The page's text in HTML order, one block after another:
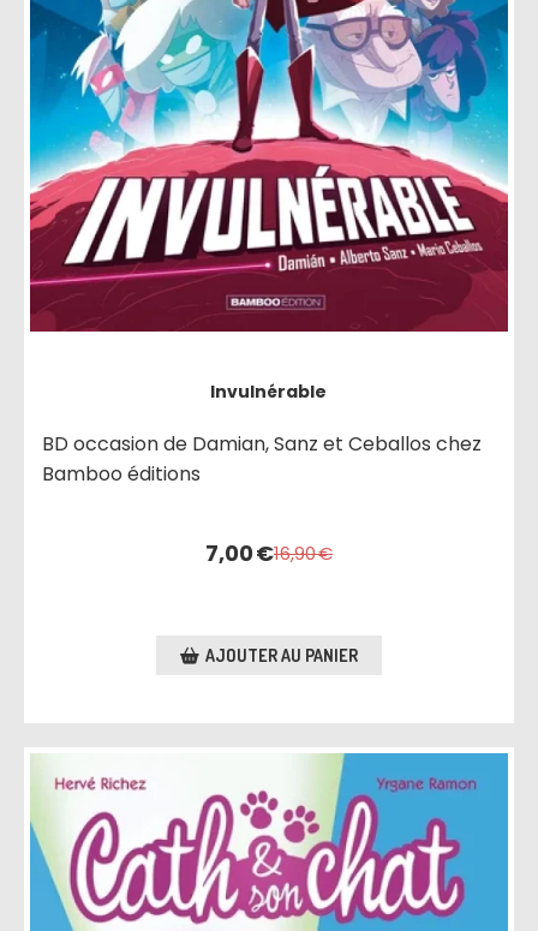
Invulnérable
BD occasion de Damian, Sanz et Ceballos chez
Bamboo éditions
7,00€16,90€
AJOUTER AU PANIER